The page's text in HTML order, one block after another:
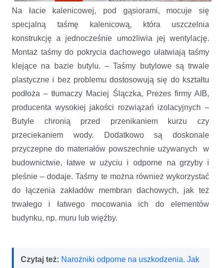
Na łacie kalenicowej, pod gąsiorami, mocuje się
specjalną taśmę kalenicową, która uszczelnia
konstrukcję a jednocześnie umożliwia jej wentylację.
Montaż taśmy do pokrycia dachowego ułatwiają taśmy
klejące na bazie butylu. – Taśmy butylowe są trwale
plastyczne i bez problemu dostosowują się do kształtu
podłoża – tłumaczy Maciej Ślączka, Prezes firmy AIB,
producenta wysokiej jakości rozwiązań izolacyjnych –
Butyle chronią przed przenikaniem kurzu czy
przeciekaniem wody. Dodatkowo są doskonale
przyczepne do materiałów powszechnie używanych w
budownictwie, łatwe w użyciu i odporne na grzyby i
pleśnie – dodaje. Taśmy te można również wykorzystać
do łączenia zakładów membran dachowych, jak też
trwałego i łatwego mocowania ich do elementów
budynku, np. muru lub więźby.
Czytaj też: Narożniki odporne na uszkodzenia. Jak